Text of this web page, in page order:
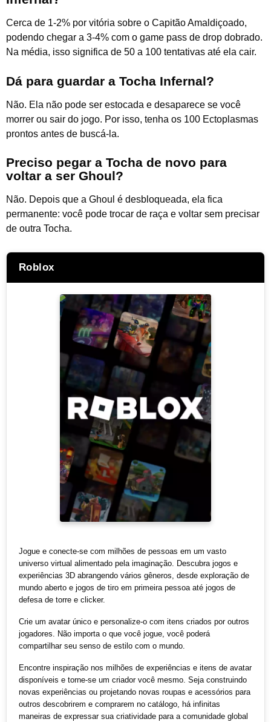
Cerca de 1-2% por vitória sobre o Capitão Amaldiçoado,
podendo chegar a 3-4% com o game pass de drop dobrado.
Na média, isso significa de 50 a 100 tentativas até ela cair.
Dá para guardar a Tocha Infernal?
Não. Ela não pode ser estocada e desaparece se você
morrer ou sair do jogo. Por isso, tenha os 100 Ectoplasmas
prontos antes de buscá-la.
Preciso pegar a Tocha de novo para
voltar a ser Ghoul?
Não. Depois que a Ghoul é desbloqueada, ela fica
permanente: você pode trocar de raça e voltar sem precisar
de outra Tocha.
Roblox
Jogue e conecte-se com milhões de pessoas em um vasto
universo virtual alimentado pela imaginação. Descubra jogos e
experiências 3D abrangendo vários gêneros, desde exploração de
mundo aberto e jogos de tiro em primeira pessoa até jogos de
defesa de torre e clicker.
Crie um avatar único e personalize-o com itens criados por outros
jogadores. Não importa o que você jogue, você poderá
compartilhar seu senso de estilo com o mundo.
Encontre inspiração nos milhões de experiências e itens de avatar
disponíveis e torne-se um criador você mesmo. Seja construindo
novas experiências ou projetando novas roupas e acessórios para
outros descobrirem e comprarem no catálogo, há infinitas
maneiras de expressar sua criatividade para a comunidade global